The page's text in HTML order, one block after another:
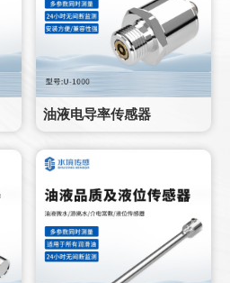
油液电导率传感器